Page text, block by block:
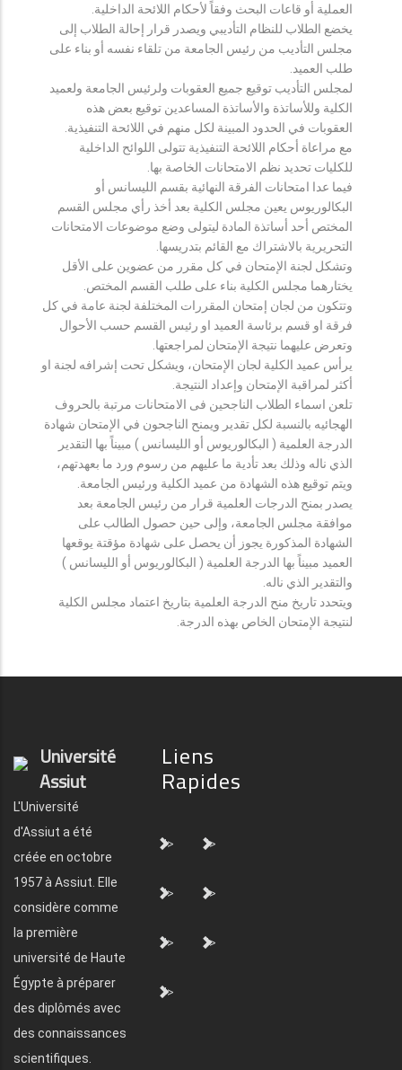
العملية أو قاعات البحث وفقاً لأحكام اللائحة الداخلية.
يخضع الطلاب للنظام التأديبي ويصدر قرار إحالة الطلاب إلى
مجلس التأديب من رئيس الجامعة من تلقاء نفسه أو بناء على
طلب العميد.
لمجلس التأديب توقيع جميع العقوبات ولرئيس الجامعة ولعميد
الكلية وللأساتذة والأساتذة المساعدين توقيع بعض هذه
العقوبات في الحدود المبينة لكل منهم في اللائحة التنفيذية.
مع مراعاة أحكام اللائحة التنفيذية تتولى اللوائح الداخلية
للكليات تحديد نظم الامتحانات الخاصة بها.
فيما عدا امتحانات الفرقة النهائية بقسم الليسانس أو
البكالوريوس يعين مجلس الكلية بعد أخذ رأي مجلس القسم
المختص أحد أساتذة المادة ليتولى وضع موضوعات الامتحانات
التحريرية بالاشتراك مع القائم بتدريسها.
وتشكل لجنة الإمتحان في كل مقرر من عضوين على الأقل
يختارهما مجلس الكلية بناء على طلب القسم المختص.
وتتكون من لجان إمتحان المقررات المختلفة لجنة عامة في كل
فرقة او قسم برئاسة العميد او رئيس القسم حسب الأحوال
وتعرض عليهما نتيجة الإمتحان لمراجعتها.
يرأس عميد الكلية لجان الإمتحان، ويشكل تحت إشرافه لجنة او
أكثر لمراقبة الإمتحان وإعداد النتيجة.
تلعن اسماء الطلاب الناجحين فى الامتحانات مرتبة بالحروف
الهجائيه بالنسبة لكل تقدير ويمنح الناجحون في الإمتحان شهادة
الدرجة العلمية ( البكالوريوس أو الليسانس ) مبيناً بها التقدير
الذي ناله وذلك بعد تأدية ما عليهم من رسوم ورد ما بعهدتهم،
ويتم توقيع هذه الشهادة من عميد الكلية ورئيس الجامعة.
يصدر بمنح الدرجات العلمية قرار من رئيس الجامعة بعد
موافقة مجلس الجامعة، وإلى حين حصول الطالب على
الشهادة المذكورة يجوز أن يحصل على شهادة مؤقتة يوقعها
العميد مبيناً بها الدرجة العلمية ( البكالوريوس أو الليسانس )
والتقدير الذي ناله.
ويتحدد تاريخ منح الدرجة العلمية بتاريخ اعتماد مجلس الكلية
لنتيجة الإمتحان الخاص بهذه الدرجة.
Université
Assiut
L'Université
d'Assiut a été
créée en octobre
1957 à Assiut. Elle
considère comme
la première
université de Haute
Égypte à préparer
des diplômés avec
des connaissances
scientifiques.
Liens
Rapides
"> ">
"> ">
"> ">
">